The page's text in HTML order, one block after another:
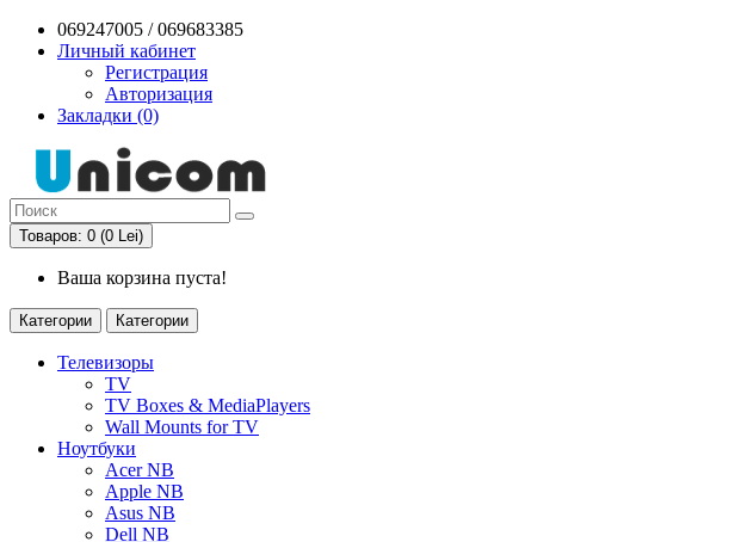
069247005 / 069683385
Личный кабинет
Регистрация
Авторизация
Закладки (0)
Товаров: 0 (0 Lei)
Ваша корзина пуста!
Категории Категории
Телевизоры
TV
TV Boxes & MediaPlayers
Wall Mounts for TV
Ноутбуки
Acer NB
Apple NB
Asus NB
Dell NB